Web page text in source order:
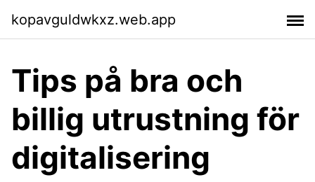
kopavguldwkxz.web.app
Tips på bra och
billig utrustning för
digitalisering